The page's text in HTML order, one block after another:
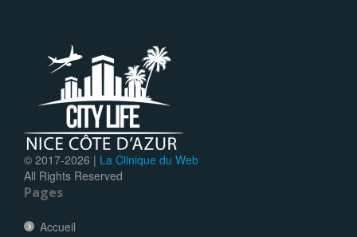
© 2017-2026 | La Clinique du Web
All Rights Reserved
Pages
Accueil